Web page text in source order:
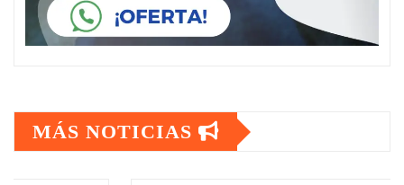
MÁS NOTICIAS